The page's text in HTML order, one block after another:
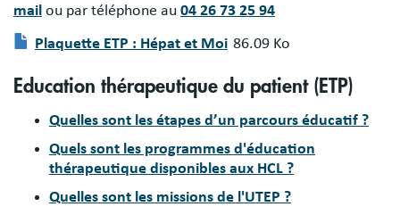
mail ou par téléphone au 04 26 73 25 94
Document
Plaquette ETP : Hépat et Moi 86.09 Ko
Education thérapeutique du patient (ETP)
Quelles sont les étapes d’un parcours éducatif ?
Quels sont les programmes d'éducation
thérapeutique disponibles aux HCL ?
Quelles sont les missions de l'UTEP ?